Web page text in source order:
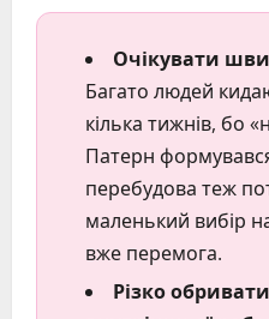
Очікувати
Багато людей
кілька тижнів, бо
Патерн
перебудова теж
маленький вибір
вже перемога.
Різко